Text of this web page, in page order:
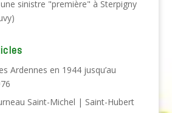
une sinistre "première" à Sterpigny
Ardennes en 1944 jusqu’au
Saint-Michel | Saint-Hubert